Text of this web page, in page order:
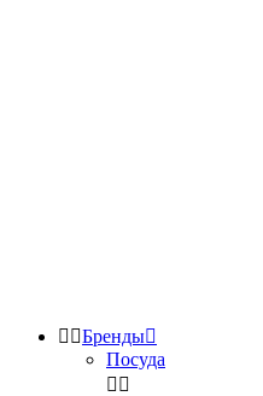
 Бренды
Посуда
 